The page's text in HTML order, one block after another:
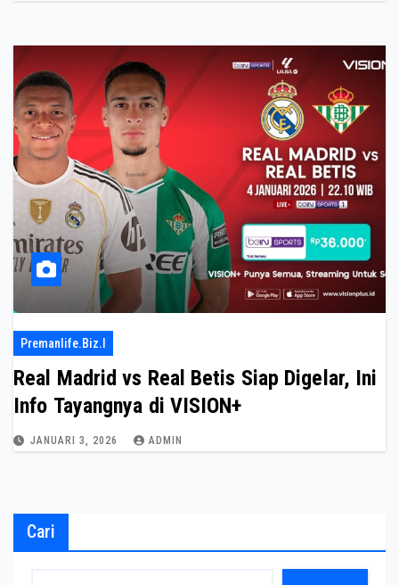
Premanlife.biz.i
Real Madrid vs Real Betis Siap Digelar, Ini
Info Tayangnya di VISION+
JANUARI 3, 2026 ADMIN
Cari